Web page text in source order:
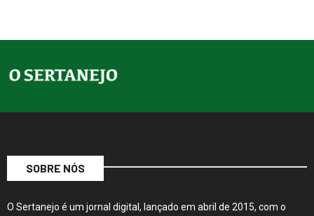
SOBRE NÓS
O Sertanejo é um jornal digital, lançado em abril de 2015, com o